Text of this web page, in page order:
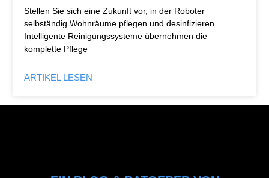
Stellen Sie sich eine Zukunft vor, in der Roboter
selbständig Wohnräume pflegen und desinfizieren.
Intelligente Reinigungssysteme übernehmen die
komplette Pflege
ARTIKEL LESEN